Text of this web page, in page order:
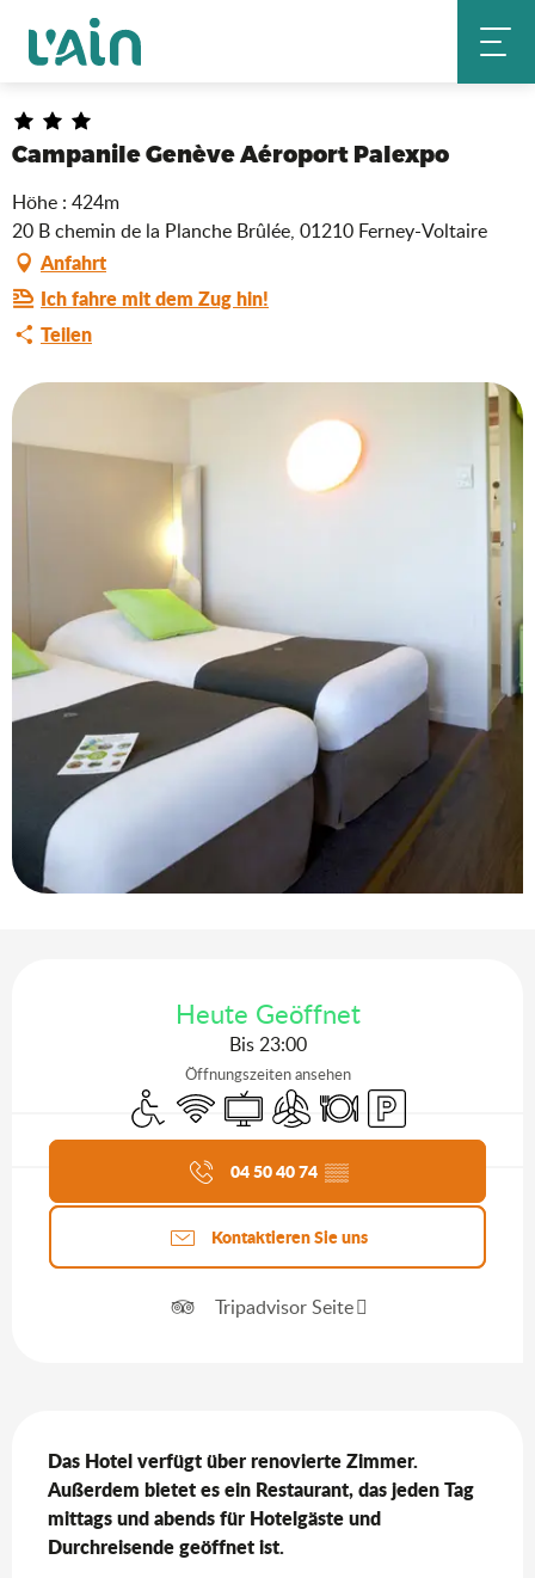
contenu
Startseite
Campanile Genève Aéroport Palexpo
Höhe : 424m
20 B chemin de la Planche Brûlée, 01210 Ferney-Voltaire
Anfahrt
Ich fahre mit dem Zug hin!
Teilen
Heute Geöffnet
Bis 23:00
Öffnungszeiten ansehen
Zugang für Behinderte
Wi-Fi FernsehenKlimaanlage
Restaurant
Parkplatz
Aktuelle Agenda
04 50 40 74 ▒▒
Kontaktieren Sie uns
Tripadvisor Seite
Das Hotel verfügt über renovierte Zimmer.
Außerdem bietet es ein Restaurant, das jeden Tag
mittags und abends für Hotelgäste und
Durchreisende geöffnet ist.